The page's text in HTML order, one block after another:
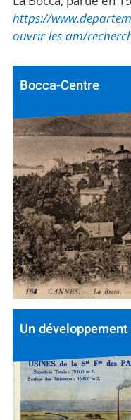
https://
ouvrir-les-am/
Bocca-Centre
Un